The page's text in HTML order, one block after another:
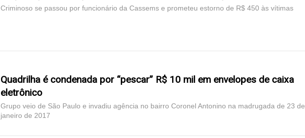
Criminoso se passou por funcionário da Cassems e prometeu estorno de R$ 450 às vítimas
Quadrilha é condenada por “pescar” R$ 10 mil em envelopes de caixa
eletrônico
Grupo veio de São Paulo e invadiu agência no bairro Coronel Antonino na madrugada de 23 de
janeiro de 2017